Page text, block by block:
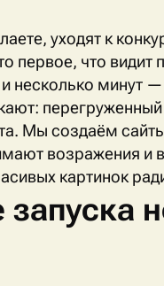
уходят к
первое, что видит
несколько минут
Мы создаём
возражения и
картинок